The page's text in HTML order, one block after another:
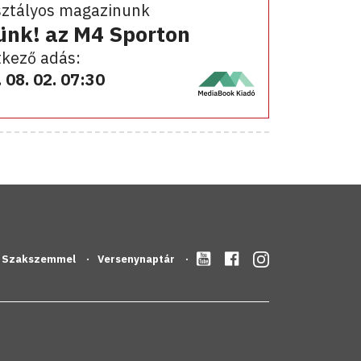
magazinunk
az M4 Sporton
adás:
08. 02. 07:30
Szakszemmel Versenynaptár